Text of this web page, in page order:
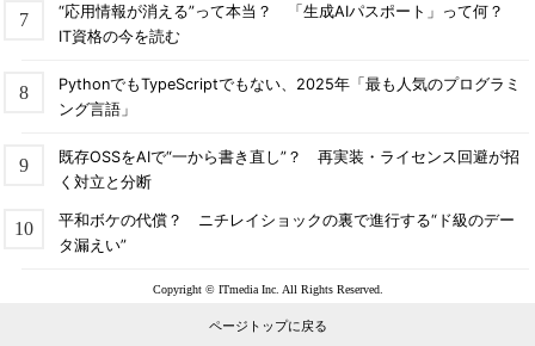
“応用情報が消える”って本当？ 「生成AIパスポート」って何？
IT資格の今を読む
PythonでもTypeScriptでもない、2025年「最も人気のプログラミ
ング言語」
既存OSSをAIで“一から書き直し”？ 再実装・ライセンス回避が招
く対立と分断
平和ボケの代償？ ニチレイショックの裏で進行する“ド級のデー
タ漏えい”
Copyright © ITmedia Inc. All Rights Reserved.
ページトップに戻る